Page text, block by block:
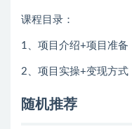
课程目录：
1、项目介绍+项目准备
2、项目实操+变现方式
随机推荐